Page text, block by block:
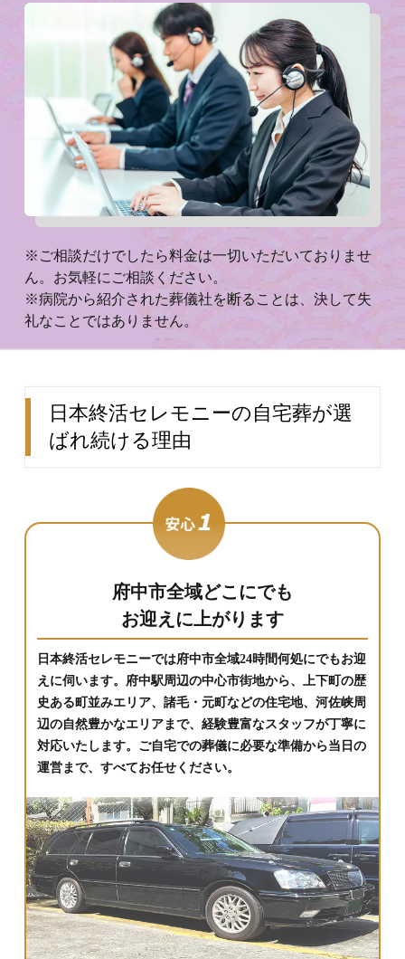
※ご相談だけでしたら料金は一切いただいておりませ
ん。お気軽にご相談ください。
※病院から紹介された葬儀社を断ることは、決して失
礼なことではありません。
日本終活セレモニーの自宅葬が選
ばれ続ける理由
府中市全域どこにでも
お迎えに上がります
日本終活セレモニーでは府中市全域24時間何処にでもお迎
えに伺います。府中駅周辺の中心市街地から、上下町の歴
史ある町並みエリア、諸毛・元町などの住宅地、河佐峡周
辺の自然豊かなエリアまで、経験豊富なスタッフが丁寧に
対応いたします。ご自宅での葬儀に必要な準備から当日の
運営まで、すべてお任せください。